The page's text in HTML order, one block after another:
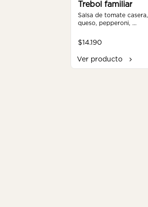
Trebol familiar
Salsa de tomate casera,
queso, pepperoni,
aceitunas.
$14.190
Ver producto